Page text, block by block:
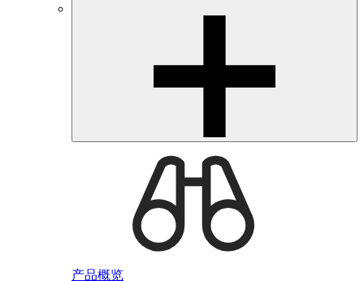
产品概览